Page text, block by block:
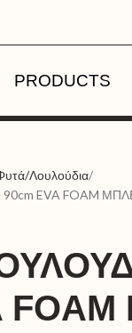
PRODUCTS
Λουλούδια
EVA FOAM